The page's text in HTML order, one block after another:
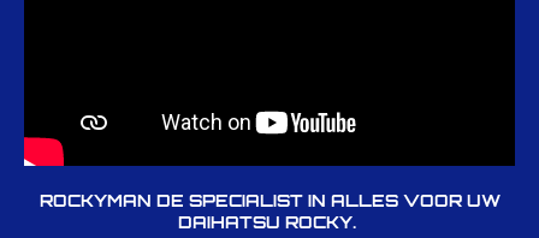
ROCKYMAN DE SPECIALIST IN ALLES VOOR UW
DAIHATSU ROCKY.